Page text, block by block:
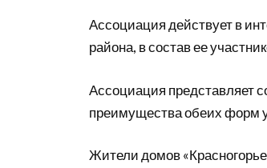
Ассоциация действует в
района, в состав ее
Ассоциация представляет
преимущества обеих форм
Жители домов